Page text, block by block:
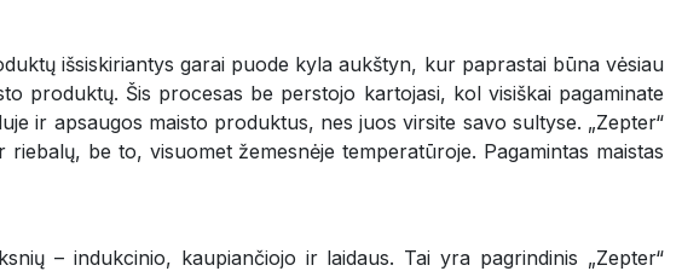
išsiskiriantys garai puode kyla aukštyn, kur paprastai būna vėsiau
produktų. Šis procesas be perstojo kartojasi, kol visiškai pagaminate
ir apsaugos maisto produktus, nes juos virsite savo sultyse. „Zepter“
be to, visuomet žemesnėje temperatūroje. Pagamintas maistas
– indukcinio, kaupiančiojo ir laidaus. Tai yra pagrindinis „Zepter“